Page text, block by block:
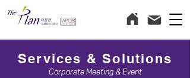
Services & Solutions
Corporate Meeting & Event